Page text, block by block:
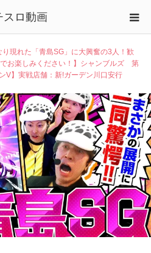
スロ動画
り現れた「青島SG」に大興奮の3人！歓
お楽しみください！】シャンブルズ 第
V】実戦店舗：新!ガーデン川口安行